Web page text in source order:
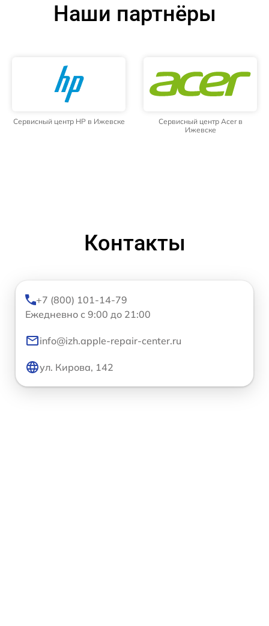
Наши партнёры
Сервисный центр HP в Ижевске
Сервисный центр Acer в
Ижевске
Контакты
+7 (800) 101-14-79
Ежедневно с 9:00 до 21:00
info@izh.apple-repair-center.ru
ул. Кирова, 142